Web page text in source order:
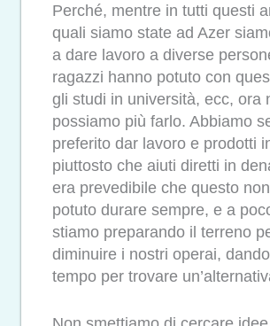
Perché, mentre in tutti questi
quali siamo state ad Azer
a dare lavoro a diverse
ragazzi hanno potuto con
gli studi in università, ecc, ora
possiamo più farlo. Abbiamo
preferito dar lavoro e prodotti
piuttosto che aiuti diretti in
era prevedibile che questo
potuto durare sempre, e a
stiamo preparando il terreno
diminuire i nostri operai,
tempo per trovare